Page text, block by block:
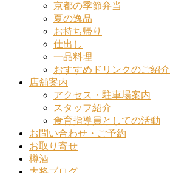
京都の季節弁当
夏の逸品
お持ち帰り
仕出し
一品料理
おすすめドリンクのご紹介
店舗案内
アクセス・駐車場案内
スタッフ紹介
食育指導員としての活動
お問い合わせ・ご予約
お取り寄せ
樽酒